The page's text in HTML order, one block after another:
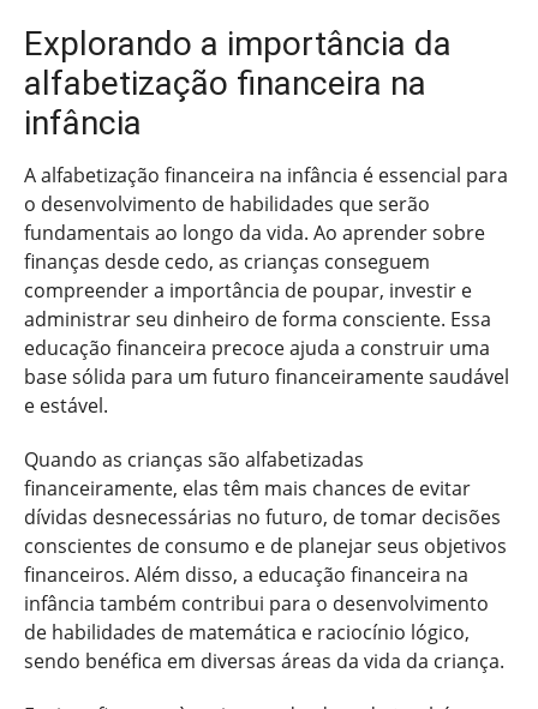
Explorando a importância da
alfabetização financeira na
infância
A alfabetização financeira na infância é essencial para
o desenvolvimento de habilidades que serão
fundamentais ao longo da vida. Ao aprender sobre
finanças desde cedo, as crianças conseguem
compreender a importância de poupar, investir e
administrar seu dinheiro de forma consciente. Essa
educação financeira precoce ajuda a construir uma
base sólida para um futuro financeiramente saudável
e estável.
Quando as crianças são alfabetizadas
financeiramente, elas têm mais chances de evitar
dívidas desnecessárias no futuro, de tomar decisões
conscientes de consumo e de planejar seus objetivos
financeiros. Além disso, a educação financeira na
infância também contribui para o desenvolvimento
de habilidades de matemática e raciocínio lógico,
sendo benéfica em diversas áreas da vida da criança.